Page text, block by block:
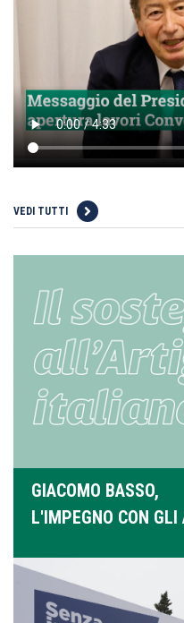
VEDI TUTTI
GIACOMO BASSO,
L'IMPEGNO CON GLI